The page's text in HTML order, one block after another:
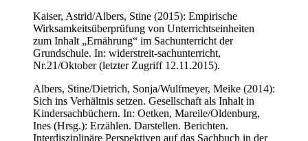
Kaiser, Astrid/Albers, Stine (2015): Empirische
Wirksamkeitsüberprüfung von Unterrichtseinheiten
zum Inhalt „Ernährung“ im Sachunterricht der
Grundschule. In: widerstreit-sachunterricht,
Nr.21/Oktober (letzter Zugriff 12.11.2015).
Albers, Stine/Dietrich, Sonja/Wulfmeyer, Meike (2014):
Sich ins Verhältnis setzen. Gesellschaft als Inhalt in
Kindersachbüchern. In: Oetken, Mareile/Oldenburg,
Ines (Hrsg.): Erzählen. Darstellen. Berichten.
Interdisziplinäre Perspektiven auf das Sachbuch in der